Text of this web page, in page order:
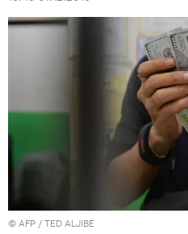
© AFP / TED ALJIBE